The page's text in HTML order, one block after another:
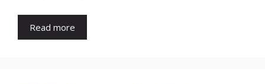
Read more